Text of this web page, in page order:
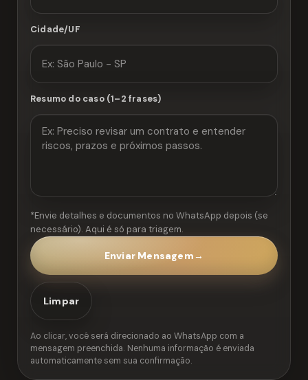
Cidade/UF
Resumo do caso (1–2 frases)
*Envie detalhes e documentos no WhatsApp depois (se
necessário). Aqui é só para triagem.
Enviar Mensagem →
Limpar
Ao clicar, você será direcionado ao WhatsApp com a
mensagem preenchida. Nenhuma informação é enviada
automaticamente sem sua confirmação.